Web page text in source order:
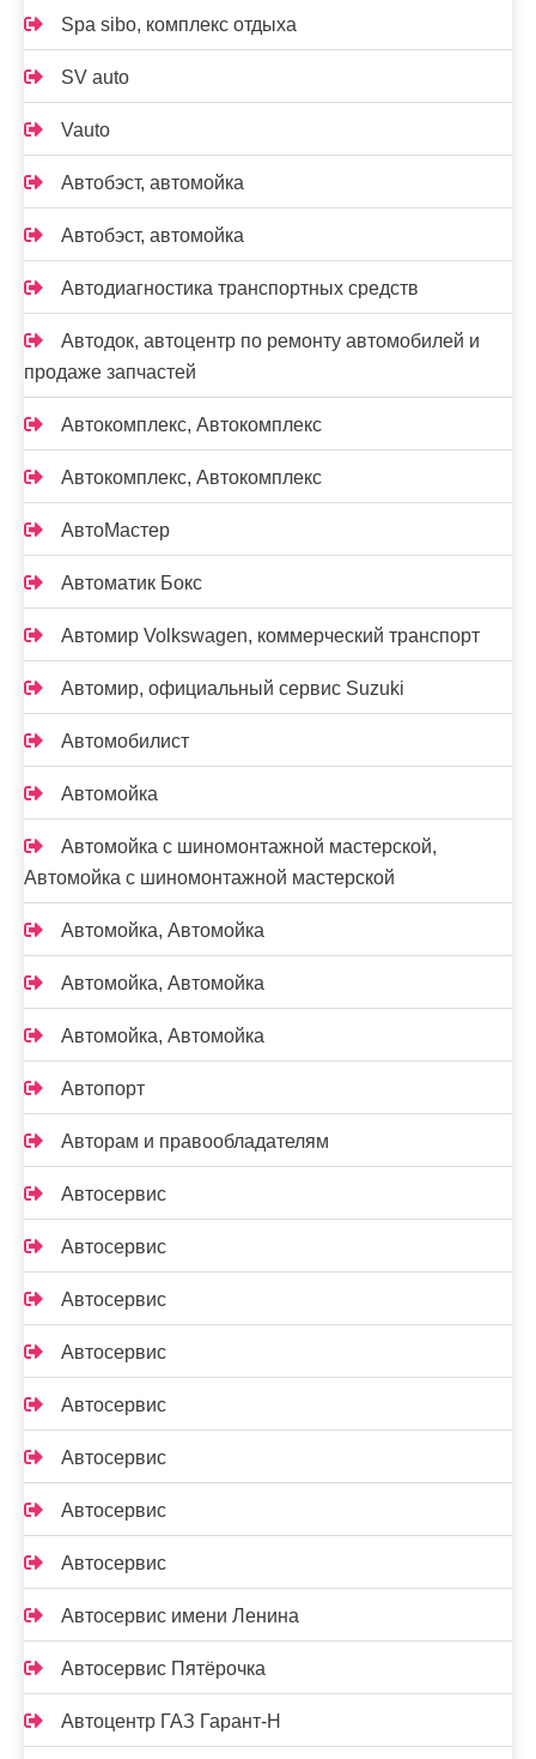
Spa sibo, комплекс отдыха
SV auto
Vauto
Автобэст, автомойка
Автобэст, автомойка
Автодиагностика транспортных средств
Автодок, автоцентр по ремонту автомобилей и
продаже запчастей
Автокомплекс, Автокомплекс
Автокомплекс, Автокомплекс
АвтоМастер
Автоматик Бокс
Автомир Volkswagen, коммерческий транспорт
Автомир, официальный сервис Suzuki
Автомобилист
Автомойка
Автомойка с шиномонтажной мастерской,
Автомойка с шиномонтажной мастерской
Автомойка, Автомойка
Автомойка, Автомойка
Автомойка, Автомойка
Автопорт
Авторам и правообладателям
Автосервис
Автосервис
Автосервис
Автосервис
Автосервис
Автосервис
Автосервис
Автосервис
Автосервис имени Ленина
Автосервис Пятёрочка
Автоцентр ГАЗ Гарант-Н